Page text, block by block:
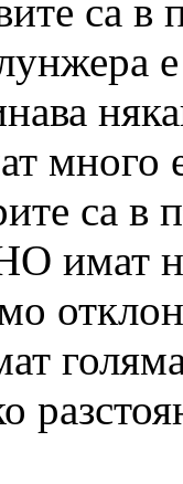
са в
много
са в
имат